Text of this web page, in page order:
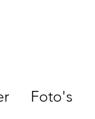
Foto's